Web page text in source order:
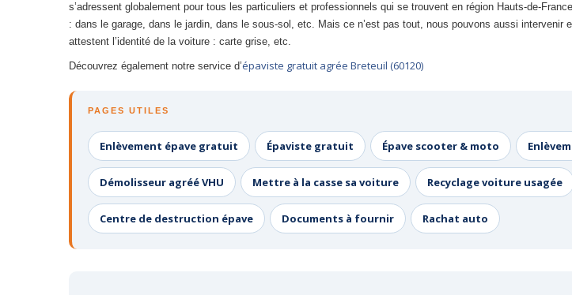
s’adressent globalement pour tous les particuliers et professionnels qui se trouvent en région Hauts-de-
: dans le garage, dans le jardin, dans le sous-sol, etc. Mais ce n’est pas tout, nous pouvons aussi
attestent l’identité de la voiture : carte grise, etc.
Découvrez également notre service d’épaviste gratuit agrée Breteuil (60120)
PAGES UTILES
Enlèvement épave gratuit Épaviste gratuit Épave scooter & moto
Démolisseur agréé VHU Mettre à la casse sa voiture Recyclage voiture usagée
Centre de destruction épave Documents à fournir Rachat auto